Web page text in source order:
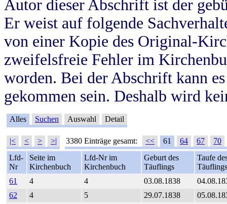
Autor dieser Abschrift ist der
Er weist auf folgende
von einer Kopie des Original-
zweifelsfreie Fehler im
worden. Bei der Abschrift kann
gekommen sein. Deshalb wird
Alles Suchen Auswahl Detail
|< < > >| 3380 Einträge gesamt: << 61 64 67
70
Lfd-
Nr
Seite im
Kirchenbuch
Lfd-Nr im
Kirchenbuch
Geburt des
Täuflings
Taufe
Täuflings
61
4 4 03.08.1838
62
4 5 29.07.1838